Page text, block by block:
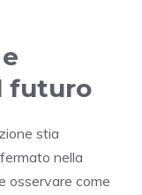
futuro
stia
nella
osservare come